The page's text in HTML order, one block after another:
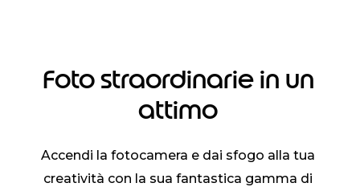
Foto straordinarie in un
attimo
Accendi la fotocamera e dai sfogo alla tua
creatività con la sua fantastica gamma di